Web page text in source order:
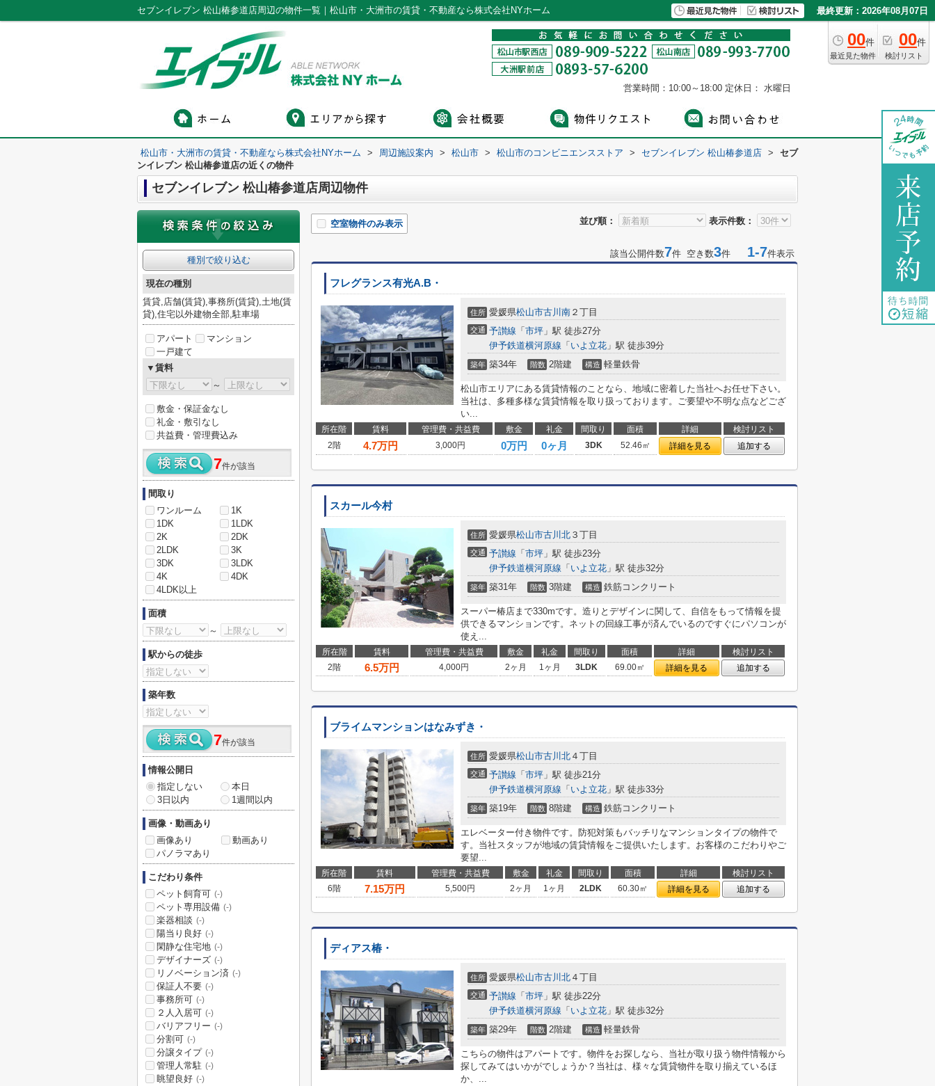
セブンイレブン 松山椿参道店周辺の物件一覧｜松山市・大洲市の賃貸・不動産なら株式会社NYホーム 最終更新：2026年08月07日
00件
最近見た物件
00件
検討リスト
営業時間：10:00～18:00 定休日： 水曜日
松山市・大洲市の賃貸・不動産なら株式会社NYホーム > 周辺施設案内 > 松山市 > 松山市のコンビニエンスストア > セブンイレブン 松山椿参道店 >
セブ
ンイレブン 松山椿参道店の近くの物件
セブンイレブン 松山椿参道店周辺物件
並び順： 表示件数：
空室物件のみ表示
該当公開件数7件 空き数3件 1-7件表示
フレグランス有光A.B・
住所 愛媛県松山市古川南 ２丁目
交通 予讃線 「 市坪 」駅 徒歩27分
伊予鉄道横河原線 「 いよ立花 」駅 徒歩39分
築年 築34年 階数 2階建 構造 軽量鉄骨
松山市エリアにある賃貸情報のことなら、地域に密着した当社へお任せ下さい。
当社は、多種多様な賃貸情報を取り扱っております。ご要望や不明な点などござ
い...
所在階 賃料 管理費・共益費 敷金 礼金 間取り 面積 詳細
検討リスト
2階
4.7万円 3,000円 0万円 0ヶ月 3DK 52.46㎡ 詳細を見る 追加する
スカール今村
住所 愛媛県松山市古川北 ３丁目
交通 予讃線 「 市坪 」駅 徒歩23分
伊予鉄道横河原線 「 いよ立花 」駅 徒歩32分
築年 築31年 階数 3階建 構造 鉄筋コンクリート
スーパー椿店まで330mです。造りとデザインに関して、自信をもって情報を提
供できるマンションです。ネットの回線工事が済んでいるのですぐにパソコンが
使え...
所在階 賃料 管理費・共益費 敷金 礼金 間取り 面積 詳細
検討リスト
2階
6.5万円 4,000円 2ヶ月 1ヶ月 3LDK 69.00㎡ 詳細を見る 追加する
ブライムマンションはなみずき・
住所 愛媛県松山市古川北 ４丁目
交通 予讃線 「 市坪 」駅 徒歩21分
伊予鉄道横河原線 「 いよ立花 」駅 徒歩33分
築年 築19年 階数 8階建 構造 鉄筋コンクリート
エレベーター付き物件です。防犯対策もバッチリなマンションタイプの物件で
す。当社スタッフが地域の賃貸情報をご提供いたします。お客様のこだわりやご
要望...
所在階 賃料 管理費・共益費 敷金 礼金 間取り 面積 詳細
検討リスト
6階
7.15万円 5,500円 2ヶ月 1ヶ月 2LDK 60.30㎡ 詳細を見る 追加する
ディアス椿・
住所 愛媛県松山市古川北 ４丁目
交通 予讃線 「 市坪 」駅 徒歩22分
伊予鉄道横河原線 「 いよ立花 」駅 徒歩32分
築年 築29年 階数 2階建 構造 軽量鉄骨
こちらの物件はアパートです。物件をお探しなら、当社が取り扱う物件情報から
探してみてはいかがでしょうか？当社は、様々な賃貸物件を取り揃えているほ
か、...
種別で絞り込む
現在の種別
賃貸,店舗(賃貸),事務所(賃貸),土地(賃
貸),住宅以外建物全部,駐車場
アパート
マンション
一戸建て
▼賃料
～
敷金・保証金なし
礼金・敷引なし
共益費・管理費込み
7件が該当
間取り
ワンルーム
1K
1DK
1LDK
2K
2DK
2LDK
3K
3DK
3LDK
4K
4DK
4LDK以上
面積
～
駅からの徒歩
築年数
7件が該当
情報公開日
指定しない
本日
3日以内
1週間以内
画像・動画あり
画像あり
動画あり
パノラマあり
こだわり条件
ペット飼育可 (-)
ペット専用設備 (-)
楽器相談 (-)
陽当り良好 (-)
閑静な住宅地 (-)
デザイナーズ (-)
リノベーション済 (-)
保証人不要 (-)
事務所可 (-)
２人入居可 (-)
バリアフリー (-)
分割可 (-)
分譲タイプ (-)
管理人常駐 (-)
眺望良好 (-)